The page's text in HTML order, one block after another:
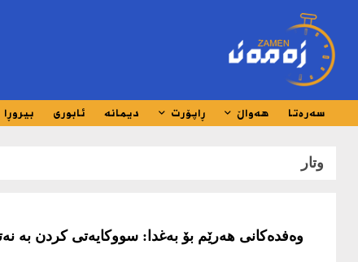
سەرەتا هەواڵ ڕاپۆرت دیمانە ئابوری بیروڕا
وتار
وەفدەکانی هەرێم بۆ بەغدا: سووکایەتی کردن بە